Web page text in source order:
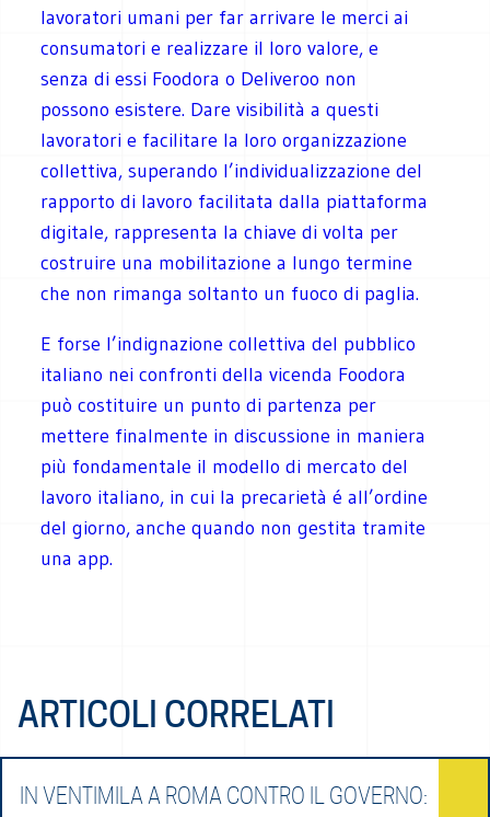
lavoratori umani per far arrivare le merci ai
consumatori e realizzare il loro valore, e
senza di essi Foodora o Deliveroo non
possono esistere. Dare visibilità a questi
lavoratori e facilitare la loro organizzazione
collettiva, superando l’individualizzazione del
rapporto di lavoro facilitata dalla piattaforma
digitale, rappresenta la chiave di volta per
costruire una mobilitazione a lungo termine
che non rimanga soltanto un fuoco di paglia.
E forse l’indignazione collettiva del pubblico
italiano nei confronti della vicenda Foodora
può costituire un punto di partenza per
mettere finalmente in discussione in maniera
più fondamentale il modello di mercato del
lavoro italiano, in cui la precarietà é all’ordine
del giorno, anche quando non gestita tramite
una app.
ARTICOLI CORRELATI
IN VENTIMILA A ROMA CONTRO IL GOVERNO: